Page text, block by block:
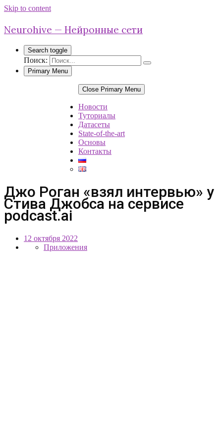
Skip to content
Neurohive — Нейронные сети
Search toggle
Поиск:
Primary Menu
Close Primary Menu
Новости
Туториалы
Датасеты
State-of-the-art
Основы
Контакты
Джо Роган «взял интервью» у
Стива Джобса на сервисе
podcast.ai
12 октября 2022
Приложения